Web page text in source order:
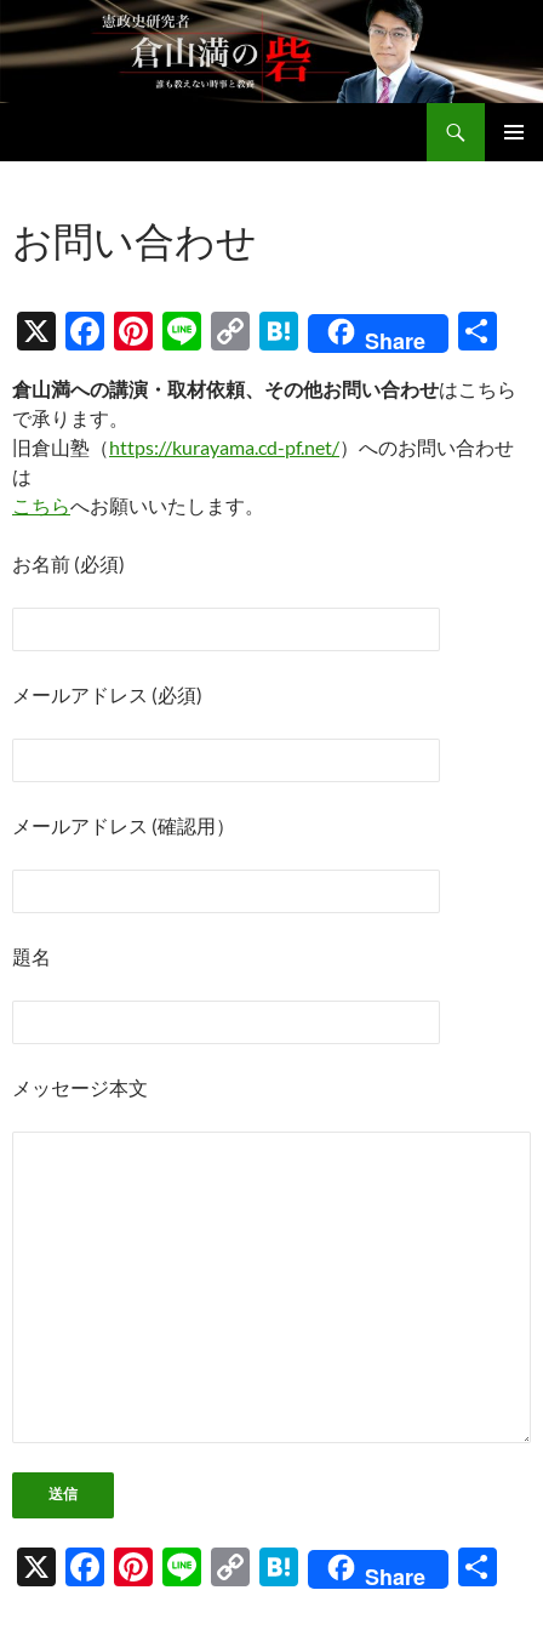
テ
ン
へ
ッお問い合わせ
X
F
ac
e
b
o
o
k
Pi
nt
er
es
Li
n
e
C
o
p
y
n
H
at
e
n
Share
有
倉山満への講演・取材依頼、その他お問い合わせはこちら
で承ります。
旧倉山塾（https://kurayama.cd-pf.net/）へのお問い合わせ
は
こちらへお願いいたします。
お名前 (必須)
メールアドレス (必須)
メールアドレス (確認用）
題名
メッセージ本文
X
F
Pi Li
C
H
Share